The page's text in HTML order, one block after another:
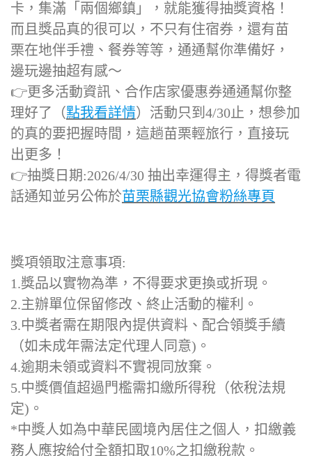
卡，集滿「兩個鄉鎮」，就能獲得抽獎資格！
而且獎品真的很可以，不只有住宿券，還有苗
栗在地伴手禮、餐券等等，通通幫你準備好，
邊玩邊抽超有感～
👉更多活動資訊、合作店家優惠券通通幫你整
理好了（點我看詳情）活動只到4/30止，想參加
的真的要把握時間，這趟苗栗輕旅行，直接玩
出更多！
👉抽獎日期:2026/4/30 抽出幸運得主，得獎者電
話通知並另公佈於苗栗縣觀光協會粉絲專頁
獎項領取注意事項:
1.獎品以實物為準，不得要求更換或折現。
2.主辦單位保留修改、終止活動的權利。
3.中獎者需在期限內提供資料、配合領獎手續
（如未成年需法定代理人同意)。
4.逾期未領或資料不實視同放棄。
5.中獎價值超過門檻需扣繳所得稅（依稅法規
定)。
*中獎人如為中華民國境內居住之個人，扣繳義
務人應按給付全額扣取10%之扣繳稅款。